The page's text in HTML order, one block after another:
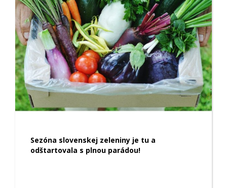
Sezóna slovenskej zeleniny je tu a
odštartovala s plnou parádou!